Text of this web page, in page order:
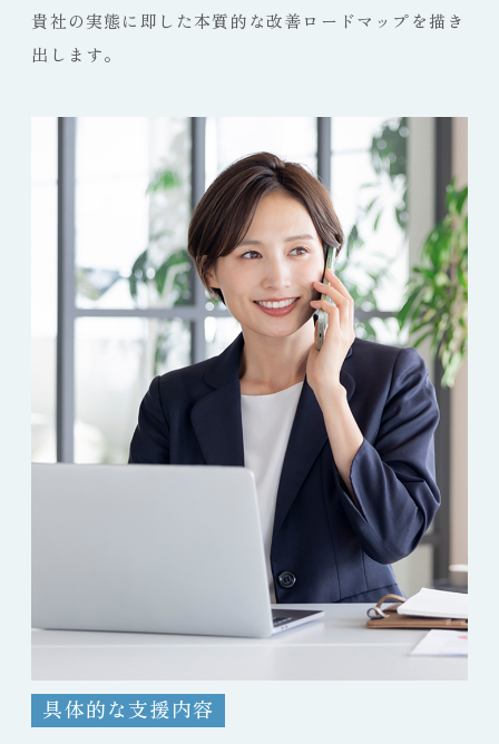
貴社の実態に即した本質的な改善ロードマップを描き
出します。
具体的な支援内容